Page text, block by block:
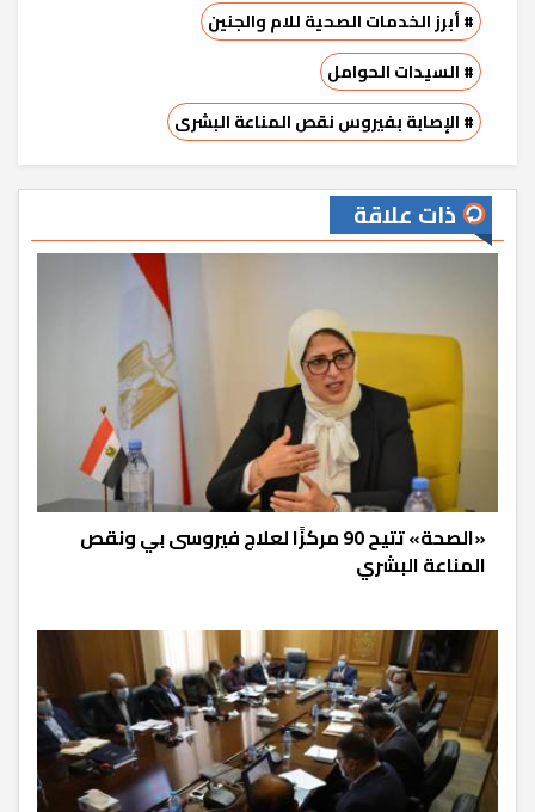
# أبرز الخدمات الصحية للام والجنين
# السيدات الحوامل
# الإصابة بفيروس نقص المناعة البشرى
ذات علاقة
«الصحة» تتيح 90 مركزًا لعلاج فيروسى بي ونقص
المناعة البشري